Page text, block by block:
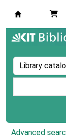
Advanced